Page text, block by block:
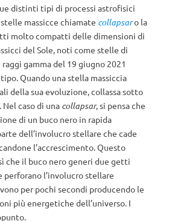
distinti tipi di processi astrofisici
massicce chiamate collapsaro la
molto compatti delle dimensioni di
del Sole, noti come stelle di
gamma del 19 giugno 2021
Quando una stella massiccia
della sua evoluzione, collassa sotto
Nel caso di una collapsar, si pensa che
di un buco nero in rapida
dell’involucro stellare che cade
l’accrescimento. Questo
che il buco nero generi due getti
l’involucro stellare
per pochi secondi producendo le
più energetiche dell’universo. I